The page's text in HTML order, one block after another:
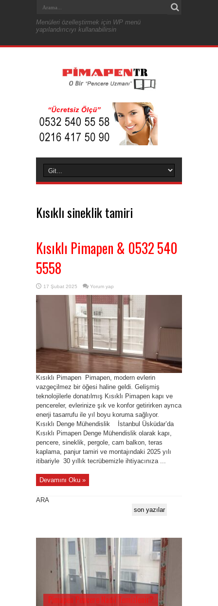
Menüleri özelleştirmek için WP menü
yapılandırıcıyı kullanabilirsin
Kısıklı sineklik tamiri
Kısıklı Pimapen & 0532 540
5558
17 Şubat 2025 Yorum yap
Kısıklı Pimapen Pimapen, modern evlerin
vazgeçilmez bir öğesi haline geldi. Gelişmiş
teknolojilerle donatılmış Kısıklı Pimapen kapı ve
pencereler, evlerinize şık ve konfor getirirken ayrıca
enerji tasarrufu ile yıl boyu koruma sağlıyor.
Kısıklı Denge Mühendislik İstanbul Üsküdar’da
Kısıklı Pimapen Denge Mühendislik olarak kapı,
pencere, sineklik, pergole, cam balkon, teras
kaplama, panjur tamiri ve montajındaki 2025 yılı
itibariyle 30 yıllık tecrübemizle ihtiyacınıza ...
Devamını Oku »
ARA
son yazılar
Pimapen Pencere Nasıl Temizlenir?